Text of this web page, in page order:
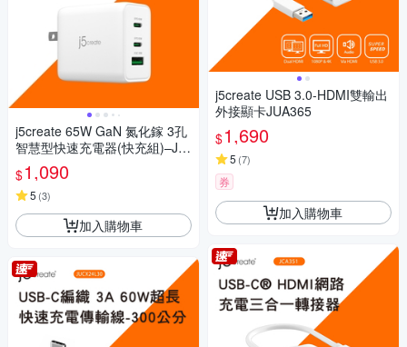
j5create 65W GaN 氮化鎵 3孔
智慧型快速充電器(快充組)–JU
P3365
$1,090
5 (3)
加入購物車
j5create USB 3.0-HDMI雙輸出
外接顯卡JUA365
$1,690
5 (7)
券
加入購物車